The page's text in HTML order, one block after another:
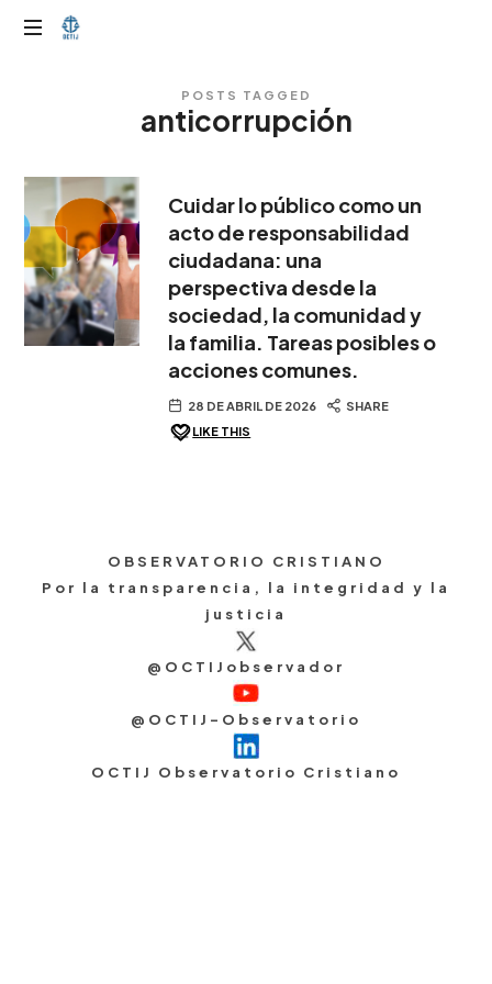
OTIJobservador
POSTS TAGGED
anticorrupción
Cuidar lo público como un
acto de responsabilidad
ciudadana: una
perspectiva desde la
sociedad, la comunidad y
la familia. Tareas posibles o
acciones comunes.
28 DE ABRIL DE 2026
SHARE
LIKE THIS
OBSERVATORIO CRISTIANO
Por la transparencia, la integridad y la
justicia
@OCTIJobservador
@OCTIJ-Observatorio
OCTIJ Observatorio Cristiano